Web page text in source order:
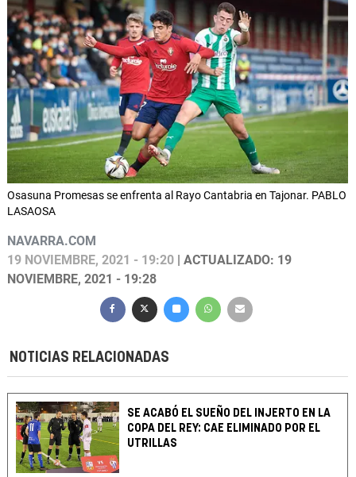
Osasuna Promesas se enfrenta al Rayo Cantabria en Tajonar. PABLO
LASAOSA
NAVARRA.COM
19 NOVIEMBRE, 2021 - 19:20 | ACTUALIZADO: 19
NOVIEMBRE, 2021 - 19:28
NOTICIAS RELACIONADAS
SE ACABÓ EL SUEÑO DEL INJERTO EN LA
COPA DEL REY: CAE ELIMINADO POR EL
UTRILLAS